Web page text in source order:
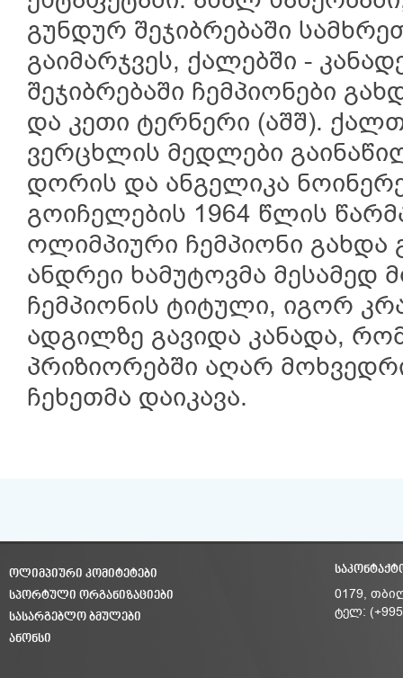
გუნდურ შეჯიბრებაში
გაიმარჯვეს, ქალებში -
შეჯიბრებაში ჩემპიონები
და კეთი ტერნერი (აშშ).
ვერცხლის მედლები
დორის და ანგელიკა
გოიჩელების 1964 წლის
ოლიმპიური ჩემპიონი გახდა
ანდრეი ხამუტოვმა მესამედ
ჩემპიონის ტიტული, იგორ
ადგილზე გავიდა კანადა,
პრიზიორებში აღარ
ჩეხეთმა დაიკავა.
ᲝᲚᲘᲛᲞᲘᲣᲠᲘ ᲙᲝᲛᲘᲢᲔᲢᲔᲑᲘ
ᲡᲞᲝᲠᲢᲣᲚᲘ ᲝᲠᲒᲐᲜᲘᲖᲐᲪᲘᲔᲑᲘ
ᲡᲐᲡᲐᲠᲒᲔᲑᲚᲝ ᲑᲛᲣᲚᲔᲑᲘ
ᲐᲜᲝᲜᲡᲘ
0179,
ტელ: (+995